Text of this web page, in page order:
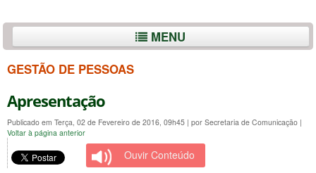
MENU
GESTÃO DE PESSOAS
Apresentação
Publicado em Terça, 02 de Fevereiro de 2016, 09h45 | por Secretaria de Comunicação |
Voltar à página anterior
Ouvir Conteúdo